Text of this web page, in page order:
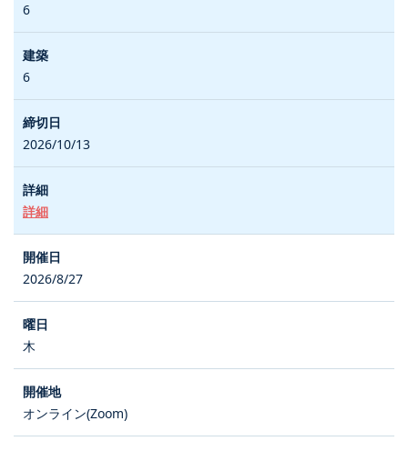
6
6
2026/10/13
詳細
2026/8/27
木
オンライン(Zoom)